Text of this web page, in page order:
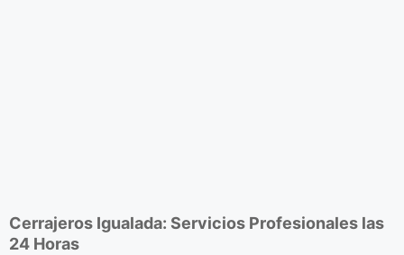
Cerrajeros Igualada: Servicios Profesionales las
24 Horas